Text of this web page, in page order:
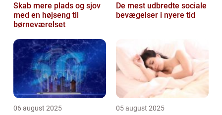
Skab mere plads og sjov
med en højseng til
børneværelset
De mest udbredte sociale
bevægelser i nyere tid
06 august 2025 05 august 2025